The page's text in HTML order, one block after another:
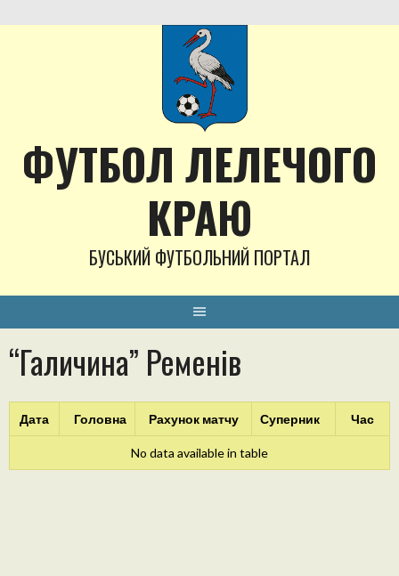
to
ФУТБОЛ ЛЕЛЕЧОГО
КРАЮ
БУСЬКИЙ ФУТБОЛЬНИЙ ПОРТАЛ
“Галичина” Ременів
Дата Головна Рахунок матчу Суперник Час
No data available in table